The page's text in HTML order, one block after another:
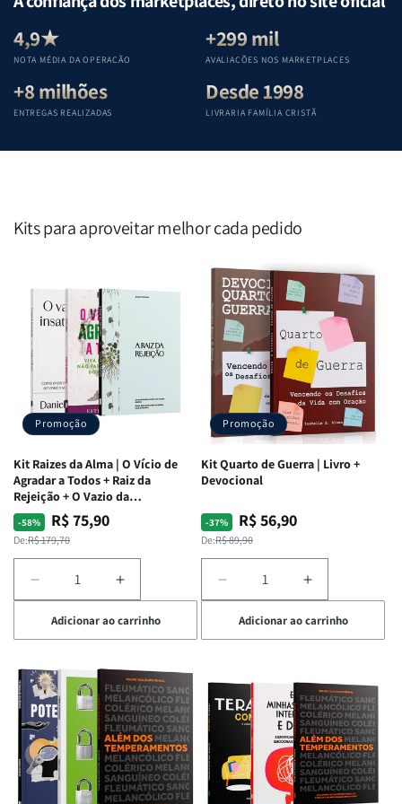
Equipe
Teológica
Penkal
Equipe
Penkal
Equipe
Teológica
Penkal
Equipe
4,9★
NOTA MÉDIA DA OPERAÇÃO
+299 mil
AVALIAÇÕES NOS MARKETPLACES
+8 milhões
ENTREGAS REALIZADAS
Desde 1998
LIVRARIA FAMÍLIA CRISTÃ
Kits para aproveitar melhor cada pedido
Promoção
Kit Raizes da Alma | O Vício de
Agradar a Todos + Raiz da
Rejeição + O Vazio da
Insatisfação.
-58%
Preço
normal
De:R$ 179,70
Preço
promocional
R$ 75,90
Diminuir
a
quantidade
de
Raizes
da
Alma
|
O
Vício
Aumentar
a
quantidade
de
Raizes
da
Alma
|
O
Vício
de
Adicionar ao carrinho
Promoção
Kit Quarto de Guerra | Livro +
Devocional
-37%
Preço
normal
De:R$ 89,90
Preço
promocional
R$ 56,90
Diminuir
a
quantidade
de
Quarto
de
Guerra
Livro
+
Devocional
Aumentar
a
quantidade
de
Quarto
de
Guerra
|
Livro
+
Devocional
Adicionar ao carrinho